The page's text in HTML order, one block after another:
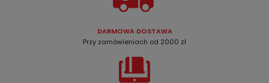
DARMOWA DOSTAWA
Przy zamówieniach od 2000 zł